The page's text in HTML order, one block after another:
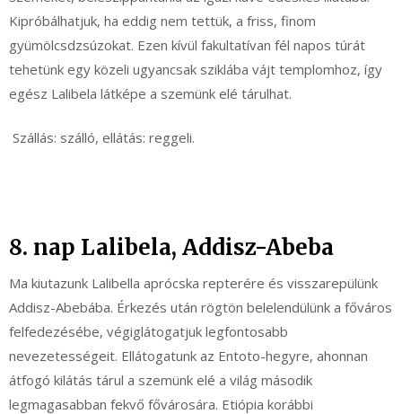
Kipróbálhatjuk, ha eddig nem tettük, a friss, finom
gyümölcsdzsúzokat. Ezen kívül fakultatívan fél napos túrát
tehetünk egy közeli ugyancsak sziklába vájt templomhoz, így
egész Lalibela látképe a szemünk elé tárulhat.
Szállás: szálló, ellátás: reggeli.
8. nap Lalibela, Addisz-Abeba
Ma kiutazunk Lalibella aprócska repterére és visszarepülünk
Addisz-Abebába. Érkezés után rögtön belelendülünk a főváros
felfedezésébe, végiglátogatjuk legfontosabb
nevezetességeit. Ellátogatunk az Entoto-hegyre, ahonnan
átfogó kilátás tárul a szemünk elé a világ második
legmagasabban fekvő fővárosára. Etiópia korábbi